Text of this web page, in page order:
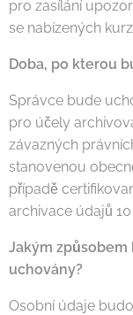
pro zasílání
se nabízených
Doba, po kterou
Správce bude
pro účely
závazných
stanovenou
případě
archivace údajů 10
Jakým způsobem
uchovány?
Osobní údaje